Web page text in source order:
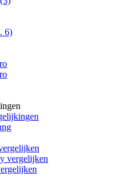
6)
vergelijken